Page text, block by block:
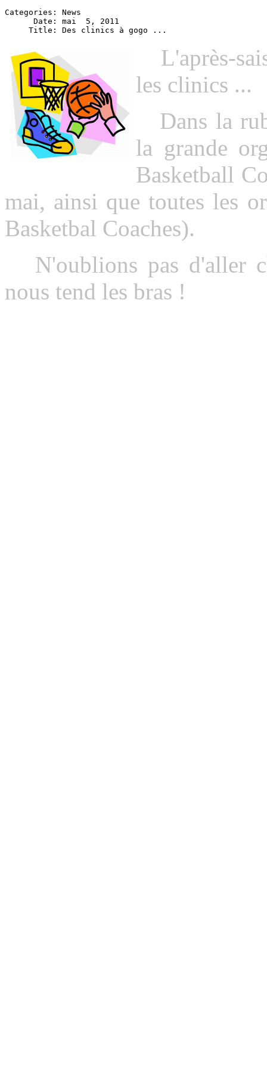
Categories: News
      Date: mai  5, 2011
L'après-
les clinics ...
Dans la
la grande
Basketball
mai, ainsi que toutes les
Basketbal Coaches).
N'oublions pas d'aller
nous tend les bras !